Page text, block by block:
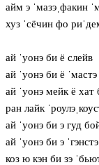
айм э ˈмазэˌфакин
хуз ˈсёчин фо
ай ˈуонэ би ё слейв
ай ˈуонэ би ё ˈмастэ
ай ˈуонэ мейк ё хат
ран лайк
ай ˈуонэ би э гуд
ай ˈуонэ би э ˈгэнстэ
коз ю кэн би зэ